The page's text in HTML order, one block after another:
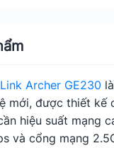
Archer GE230
mới, được thiết kế
hiệu suất mạng
và cổng mạng